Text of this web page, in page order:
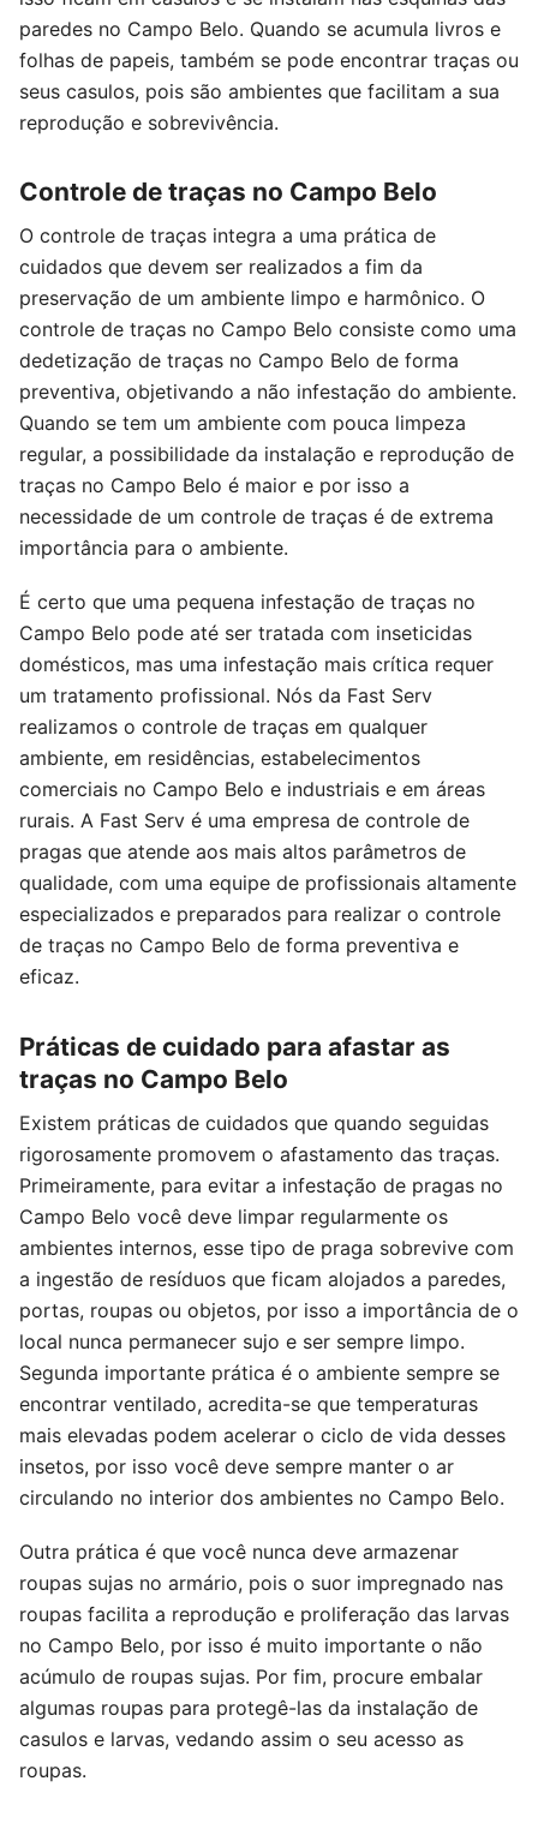
paredes no Campo Belo. Quando se acumula livros e
folhas de papeis, também se pode encontrar traças ou
seus casulos, pois são ambientes que facilitam a sua
reprodução e sobrevivência.
Controle de traças no Campo Belo
O controle de traças integra a uma prática de
cuidados que devem ser realizados a fim da
preservação de um ambiente limpo e harmônico. O
controle de traças no Campo Belo consiste como uma
dedetização de traças no Campo Belo de forma
preventiva, objetivando a não infestação do ambiente.
Quando se tem um ambiente com pouca limpeza
regular, a possibilidade da instalação e reprodução de
traças no Campo Belo é maior e por isso a
necessidade de um controle de traças é de extrema
importância para o ambiente.
É certo que uma pequena infestação de traças no
Campo Belo pode até ser tratada com inseticidas
domésticos, mas uma infestação mais crítica requer
um tratamento profissional. Nós da Fast Serv
realizamos o controle de traças em qualquer
ambiente, em residências, estabelecimentos
comerciais no Campo Belo e industriais e em áreas
rurais. A Fast Serv é uma empresa de controle de
pragas que atende aos mais altos parâmetros de
qualidade, com uma equipe de profissionais altamente
especializados e preparados para realizar o controle
de traças no Campo Belo de forma preventiva e
eficaz.
Práticas de cuidado para afastar as
traças no Campo Belo
Existem práticas de cuidados que quando seguidas
rigorosamente promovem o afastamento das traças.
Primeiramente, para evitar a infestação de pragas no
Campo Belo você deve limpar regularmente os
ambientes internos, esse tipo de praga sobrevive com
a ingestão de resíduos que ficam alojados a paredes,
portas, roupas ou objetos, por isso a importância de o
local nunca permanecer sujo e ser sempre limpo.
Segunda importante prática é o ambiente sempre se
encontrar ventilado, acredita-se que temperaturas
mais elevadas podem acelerar o ciclo de vida desses
insetos, por isso você deve sempre manter o ar
circulando no interior dos ambientes no Campo Belo.
Outra prática é que você nunca deve armazenar
roupas sujas no armário, pois o suor impregnado nas
roupas facilita a reprodução e proliferação das larvas
no Campo Belo, por isso é muito importante o não
acúmulo de roupas sujas. Por fim, procure embalar
algumas roupas para protegê-las da instalação de
casulos e larvas, vedando assim o seu acesso as
roupas.